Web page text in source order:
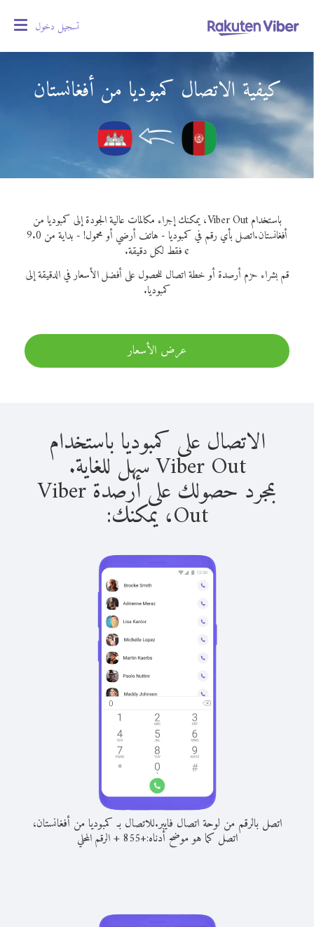
تسجيل دخول
كيفية الاتصال كمبوديا من أفغانستان
باستخدام Viber Out، يمكنك إجراء مكالمات عالية الجودة إلى كمبوديا من
أفغانستان.
اتصل بأي رقم في كمبوديا - هاتف أرضي أو محمول! - بداية من 9.0
¢ فقط لكل دقيقة.
قم بشراء حزم أرصدة أو خطة اتصال للحصول على أفضل الأسعار في الدقيقة إلى
كمبوديا.
عرض الأسعار
الاتصال على كمبوديا باستخدام
Viber Out سهل للغاية.
بمجرد حصولك على أرصدة Viber
Out، يمكنك:
اتصل بالرقم من لوحة اتصال فايبر.للاتصال بـ كمبوديا من أفغانستان،
اتصل كما هو موضح أدناه:+
855
+الرقم المحلي